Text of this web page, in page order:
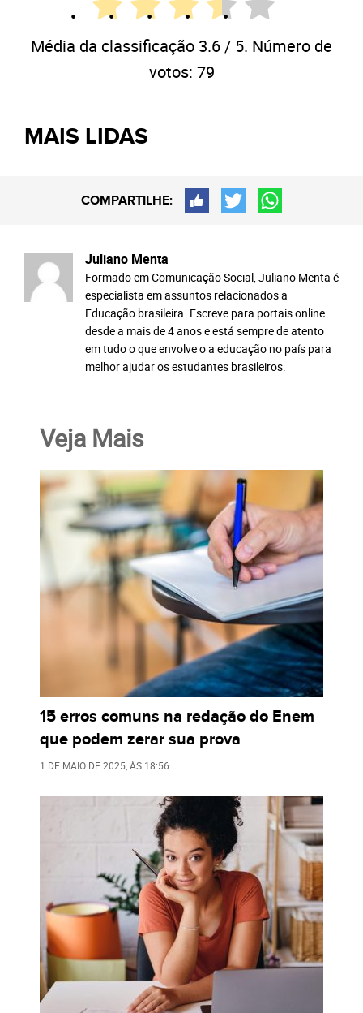
Média da classificação 3.6/ 5. Número de
votos: 79
MAIS LIDAS
COMPARTILHE:
Juliano Menta
Formado em Comunicação Social, Juliano Menta é
especialista em assuntos relacionados a
Educação brasileira. Escreve para portais online
desde a mais de 4 anos e está sempre de atento
em tudo o que envolve o a educação no país para
melhor ajudar os estudantes brasileiros.
Veja Mais
15 erros comuns na redação do Enem
que podem zerar sua prova
1 DE MAIO DE 2025 , ÀS 18:56